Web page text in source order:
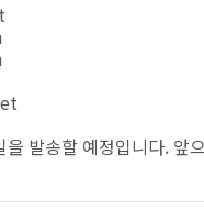
발송할 예정입니다. 앞